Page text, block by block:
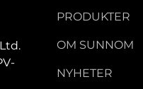
PRODUKTER
OM SUNNOM
NYHETER